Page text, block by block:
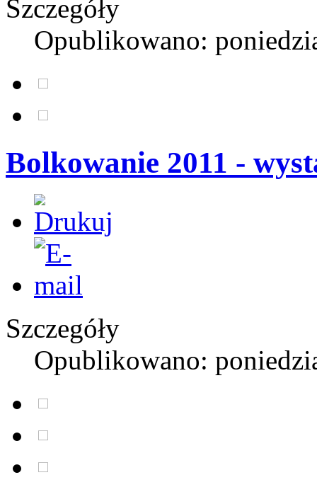
Szczegóły
Opublikowano:
Bolkowanie 2011 -
Szczegóły
Opublikowano: